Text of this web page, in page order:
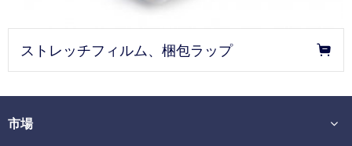
ストレッチフィルム、梱包ラップ
市場